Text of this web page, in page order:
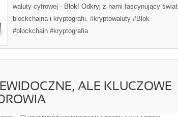
waluty cyfrowej - Blok! Odkryj z nami fascynujący świat
blockchaina i kryptografii. #kryptowaluty #Blok
#blockchain #kryptografia
ALE KLUCZOWE